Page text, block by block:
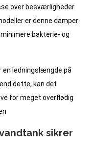
over besværligheder
er denne damper
bakterie- og
en ledningslængde på
dette, kan det
for meget overflødig
sikrer